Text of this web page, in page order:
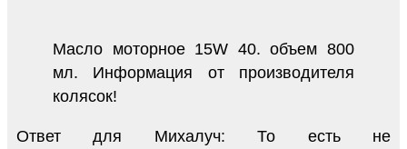
Масло моторное 15W 40. объем 800
мл. Информация от производителя
колясок!
Ответ для Михалуч: То есть не